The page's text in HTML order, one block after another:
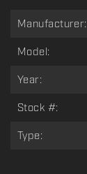
Manufacturer:
Model:
Year:
Stock #:
Type: